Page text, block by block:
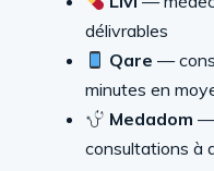
délivrables
Qare —
minutes en
Medadom —
consultations à